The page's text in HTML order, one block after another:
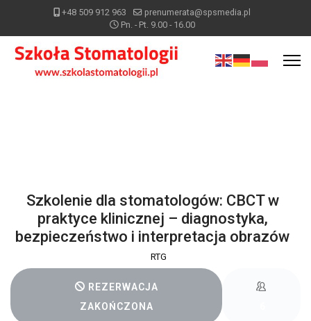
+48 509 912 963
prenumerata@spsmedia.pl
Pn. - Pt. 9.00 - 16.00
Szkolenie dla stomatologów: CBCT w
praktyce klinicznej – diagnostyka,
bezpieczeństwo i interpretacja obrazów
RTG
REZERWACJA
ZAKOŃCZONA